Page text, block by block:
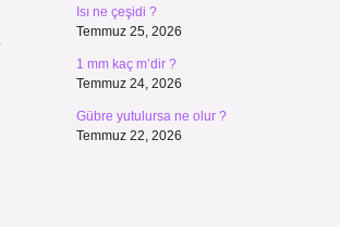
Isı ne çeşidi ?
Temmuz 25, 2026
1 mm kaç m’dir ?
Temmuz 24, 2026
Gübre yutulursa ne olur ?
Temmuz 22, 2026